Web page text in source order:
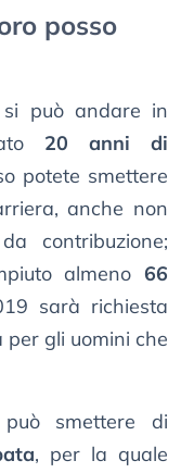
posso
si può andare in
20 anni di
potete smettere
anche non
contribuzione;
almeno 66
sarà richiesta
per gli uomini che
smettere di
, per la quale